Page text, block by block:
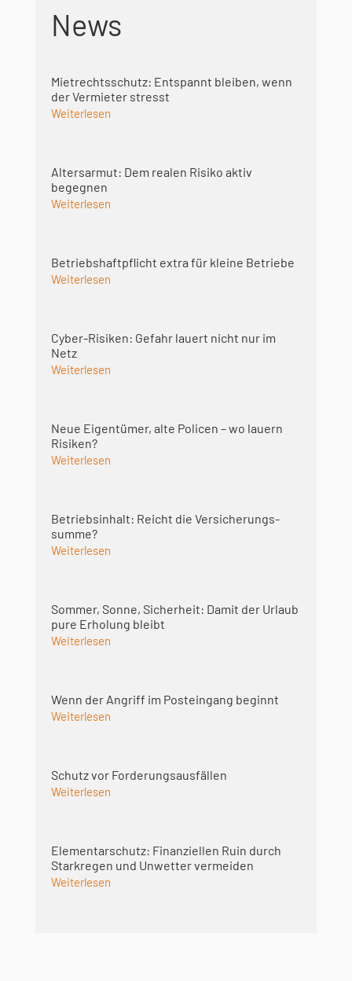
News
Mietrechtsschutz: Entspannt bleiben, wenn
der Vermieter stresst
Weiterlesen
Altersarmut: Dem realen Risiko aktiv
begegnen
Weiterlesen
Betriebshaft­pflicht extra für kleine Betriebe
Weiterlesen
Cyber-Risiken: Gefahr lauert nicht nur im
Netz
Weiterlesen
Neue Eigentümer, alte Policen – wo lauern
Risiken?
Weiterlesen
Betriebsinhalt: Reicht die Versicherungs­
summe?
Weiterlesen
Sommer, Sonne, Sicherheit: Damit der Urlaub
pure Erholung bleibt
Weiterlesen
Wenn der Angriff im Posteingang beginnt
Weiterlesen
Schutz vor Forderungsausfällen
Weiterlesen
Elementarschutz: Finanziellen Ruin durch
Starkregen und Unwetter vermeiden
Weiterlesen